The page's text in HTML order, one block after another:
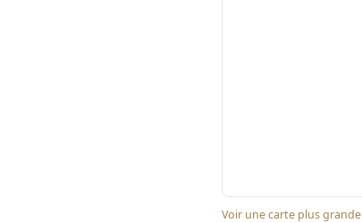
Voir une carte plus grande